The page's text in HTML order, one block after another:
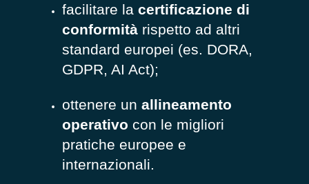
facilitare la certificazione di
conformitàrispetto ad altri
standard europei (es. DORA,
GDPR, AI Act);
ottenere un allineamento
operativo con le migliori
pratiche europee e
internazionali.